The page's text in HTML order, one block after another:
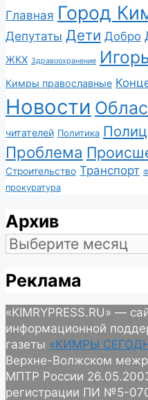
Главная Город
Депутаты Дети Добро
ЖКХ Здравоохранение
Кимры православные
Новости
читателей Политика
Проблема
Строительство Транспорт
прокуратура
Архив
Архив
Реклама
«KIMRYPRESS.RU» —
информационной
газеты «КИМРЫ
Верхне-Волжском
МПТР России
регистрации ПИ №5-